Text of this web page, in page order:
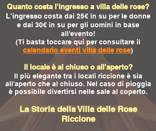
Quanto costa l'ingresso a villa delle rose?
L'ingresso costa dai 25€ in su per le donne
e dai 30€ in su per gli uomini in base
all'evento!
(Ti basta toccare qui per consultare il
calendario eventi villa delle rose)
Il locale è al chiuso o all'aperto?
Il più elegante tra i locali riccione è sia
all'aperto che al chiuso. Nel caso di pioggia
è possibile divertirsi nelle sale al coperto.
La Storia della Villa delle Rose
Riccione